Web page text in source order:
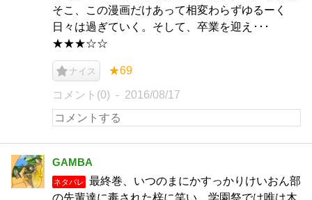
そこ、この漫画だけあって相変わらずゆるーく
日々は過ぎていく。そして、卒業を迎え･･･
★★★☆☆
ナイス ★69
コメント(0) 2016/08/17
GAMBA
ネタバレ
最終巻、いつのまにかすっかりけいおん部
の先輩達に毒された梓に笑い、学園祭では唯は木